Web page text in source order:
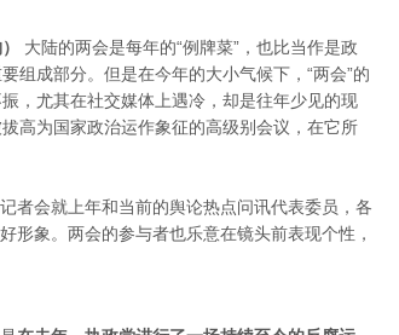
大陆的两会是每年的“例牌菜”，也比当作是政
组成部分。但是在今年的大小气候下，“两会”的
，尤其在社交媒体上遇冷，却是往年少见的现
高为国家政治运作象征的高级别会议，在它所
者会就上年和当前的舆论热点问讯代表委员，各
形象。两会的参与者也乐意在镜头前表现个性，